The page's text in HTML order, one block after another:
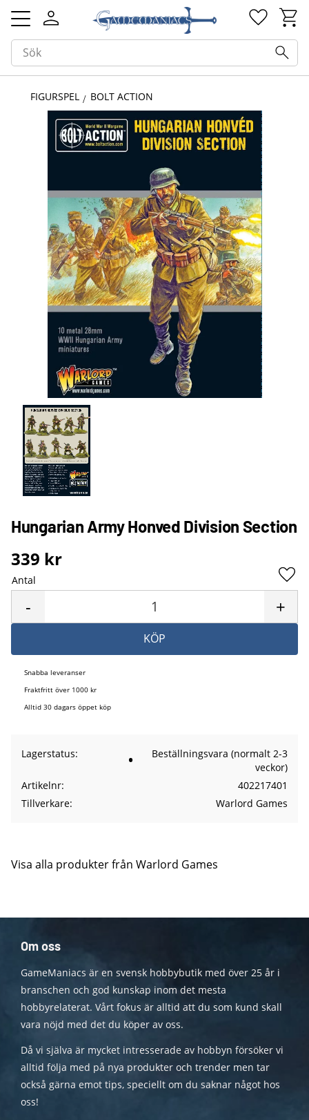
Meny
FIGURSPEL BOLT ACTION
Hungarian Army Honved Division Section
339 kr
Antal
+
-
KÖP
Snabba leveranser
Fraktfritt över 1000 kr
Alltid 30 dagars öppet köp
Lagerstatus
Beställningsvara (normalt 2-3
veckor)
Artikelnr
402217401
Tillverkare
Warlord Games
Visa alla produkter från Warlord Games
Om oss
GameManiacs är en svensk hobbybutik med över 25 år i
branschen och god kunskap inom det mesta
hobbyrelaterat. Vårt fokus är alltid att du som kund skall
vara nöjd med det du köper av oss.
Då vi själva är mycket intresserade av hobbyn försöker vi
alltid följa med på nya produkter och trender men tar
också gärna emot tips, speciellt om du saknar något hos
oss!